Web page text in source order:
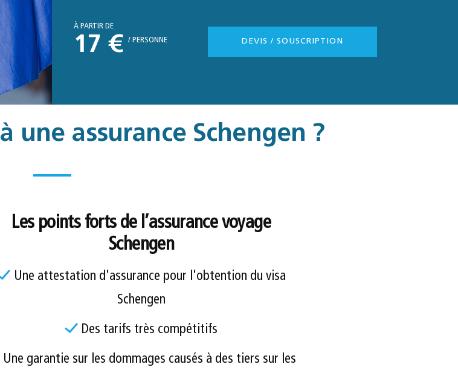
À PARTIR DE
17 € / PERSONNE DEVIS / SOUSCRIPTION
une assurance Schengen ?
Les points forts de l’assurance voyage
Schengen
Une attestation d'assurance pour l'obtention du visa
Schengen
Des tarifs très compétitifs
Une garantie sur les dommages causés à des tiers sur les